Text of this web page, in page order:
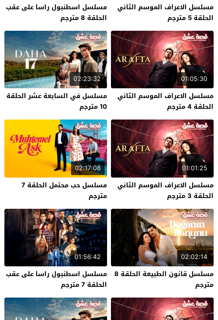
مسلسل الاعراف الموسم الثاني
الحلقة 5 مترجم
مسلسل اسطنبول راسا على عقب
الحلقة 8 مترجم
01:05:30
مسلسل الاعراف الموسم الثاني
الحلقة 4 مترجم
02:23:32
مسلسل في السابعة عشر الحلقة
10 مترجم
01:01:25
مسلسل الاعراف الموسم الثاني
الحلقة 3 مترجم
02:17:08
مسلسل حب محتمل الحلقة 7
مترجم
02:02:14
مسلسل قانون الطبيعة الحلقة 8
مترجم
01:56:42
مسلسل اسطنبول راسا على عقب
الحلقة 7 مترجم